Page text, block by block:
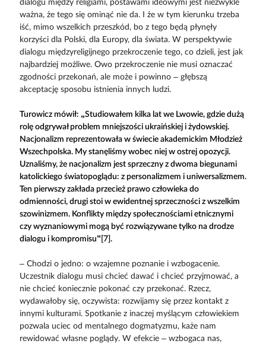
dialogu między religiami, postawami ideowymi jest niezwykle
ważna, że tego się ominąć nie da. I że w tym kierunku trzeba
iść, mimo wszelkich przeszkód, bo z tego będą płynęły
korzyści dla Polski, dla Europy, dla świata. W perspektywie
dialogu międzyreligijnego przekroczenie tego, co dzieli, jest jak
najbardziej możliwe. Owo przekroczenie nie musi oznaczać
zgodności przekonań, ale może i powinno – głębszą
akceptację sposobu istnienia innych ludzi.
Turowicz mówił: „Studiowałem kilka lat we Lwowie, gdzie dużą
rolę odgrywał problem mniejszości ukraińskiej i żydowskiej.
Nacjonalizm reprezentowała w świecie akademickim Młodzież
Wszechpolska. My stanęliśmy wobec niej w ostrej opozycji.
Uznaliśmy, że nacjonalizm jest sprzeczny z dwoma biegunami
katolickiego światopoglądu: z personalizmem i uniwersalizmem.
Ten pierwszy zakłada przecież prawo człowieka do
odmienności, drugi stoi w ewidentnej sprzeczności z wszelkim
szowinizmem. Konflikty między społecznościami etnicznymi
czy wyznaniowymi mogą być rozwiązywane tylko na drodze
dialogu i kompromisu”[7].
– Chodzi o jedno: o wzajemne poznanie i wzbogacenie.
Uczestnik dialogu musi chcieć dawać i chcieć przyjmować, a
nie chcieć koniecznie pokonać czy przekonać. Rzecz,
wydawałoby się, oczywista: rozwijamy się przez kontakt z
innymi kulturami. Spotkanie z inaczej myślącym człowiekiem
pozwala uciec od mentalnego dogmatyzmu, każe nam
rewidować własne poglądy. W efekcie – wzbogaca nas,